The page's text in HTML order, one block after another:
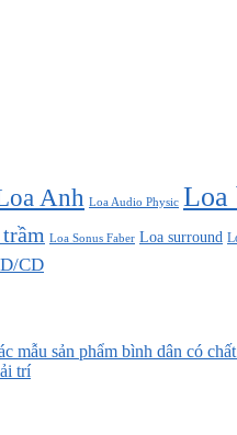
Anh Loa Audio Physic Loa
Loa Sonus Faber Loa surround
CD
mẫu sản phẩm bình dân có
trí